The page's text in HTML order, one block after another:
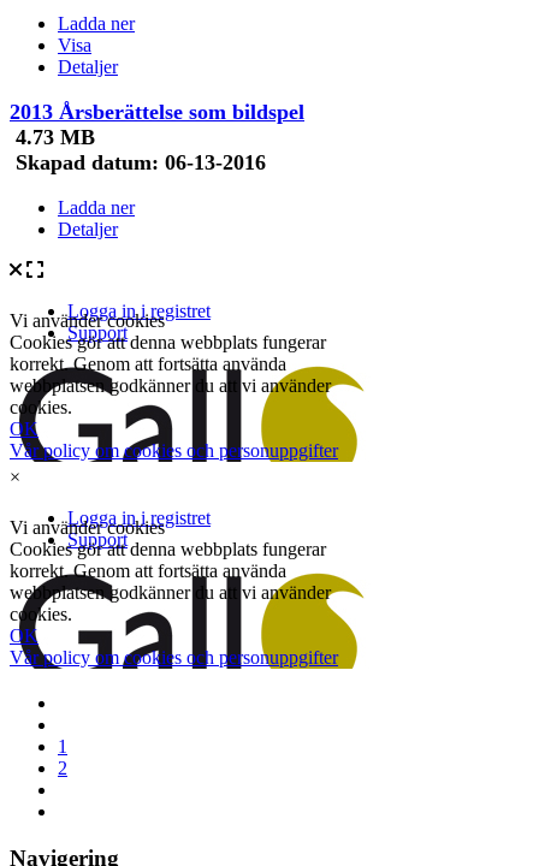
Ladda ner
Visa
Detaljer
2013 Årsberättelse som bildspel
4.73 MB
Skapad datum: 06-13-2016
Ladda ner
Detaljer
×
1
2
Navigering